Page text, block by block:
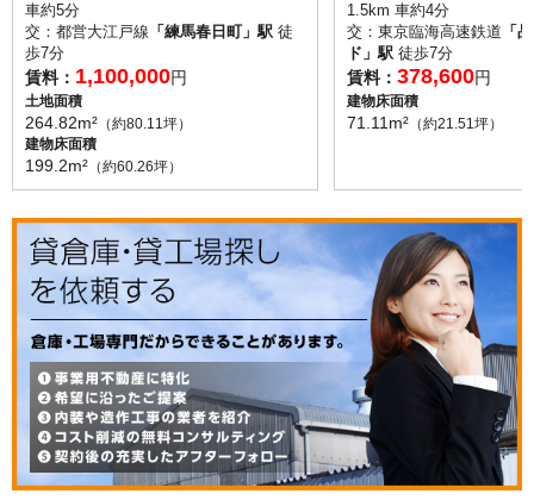
車約5分
交：都営大江戸線 「練馬春日町」駅 徒
歩7分
賃料： 1,100,000円
土地面積
264.82m² （約80.11坪）
建物床面積
199.2m² （約60.26坪）
1.5km 車約4分
交：東京臨海高速鉄道 「
ド」駅 徒歩7分
賃料：378,600円
建物床面積
71.11m² （約21.51坪）